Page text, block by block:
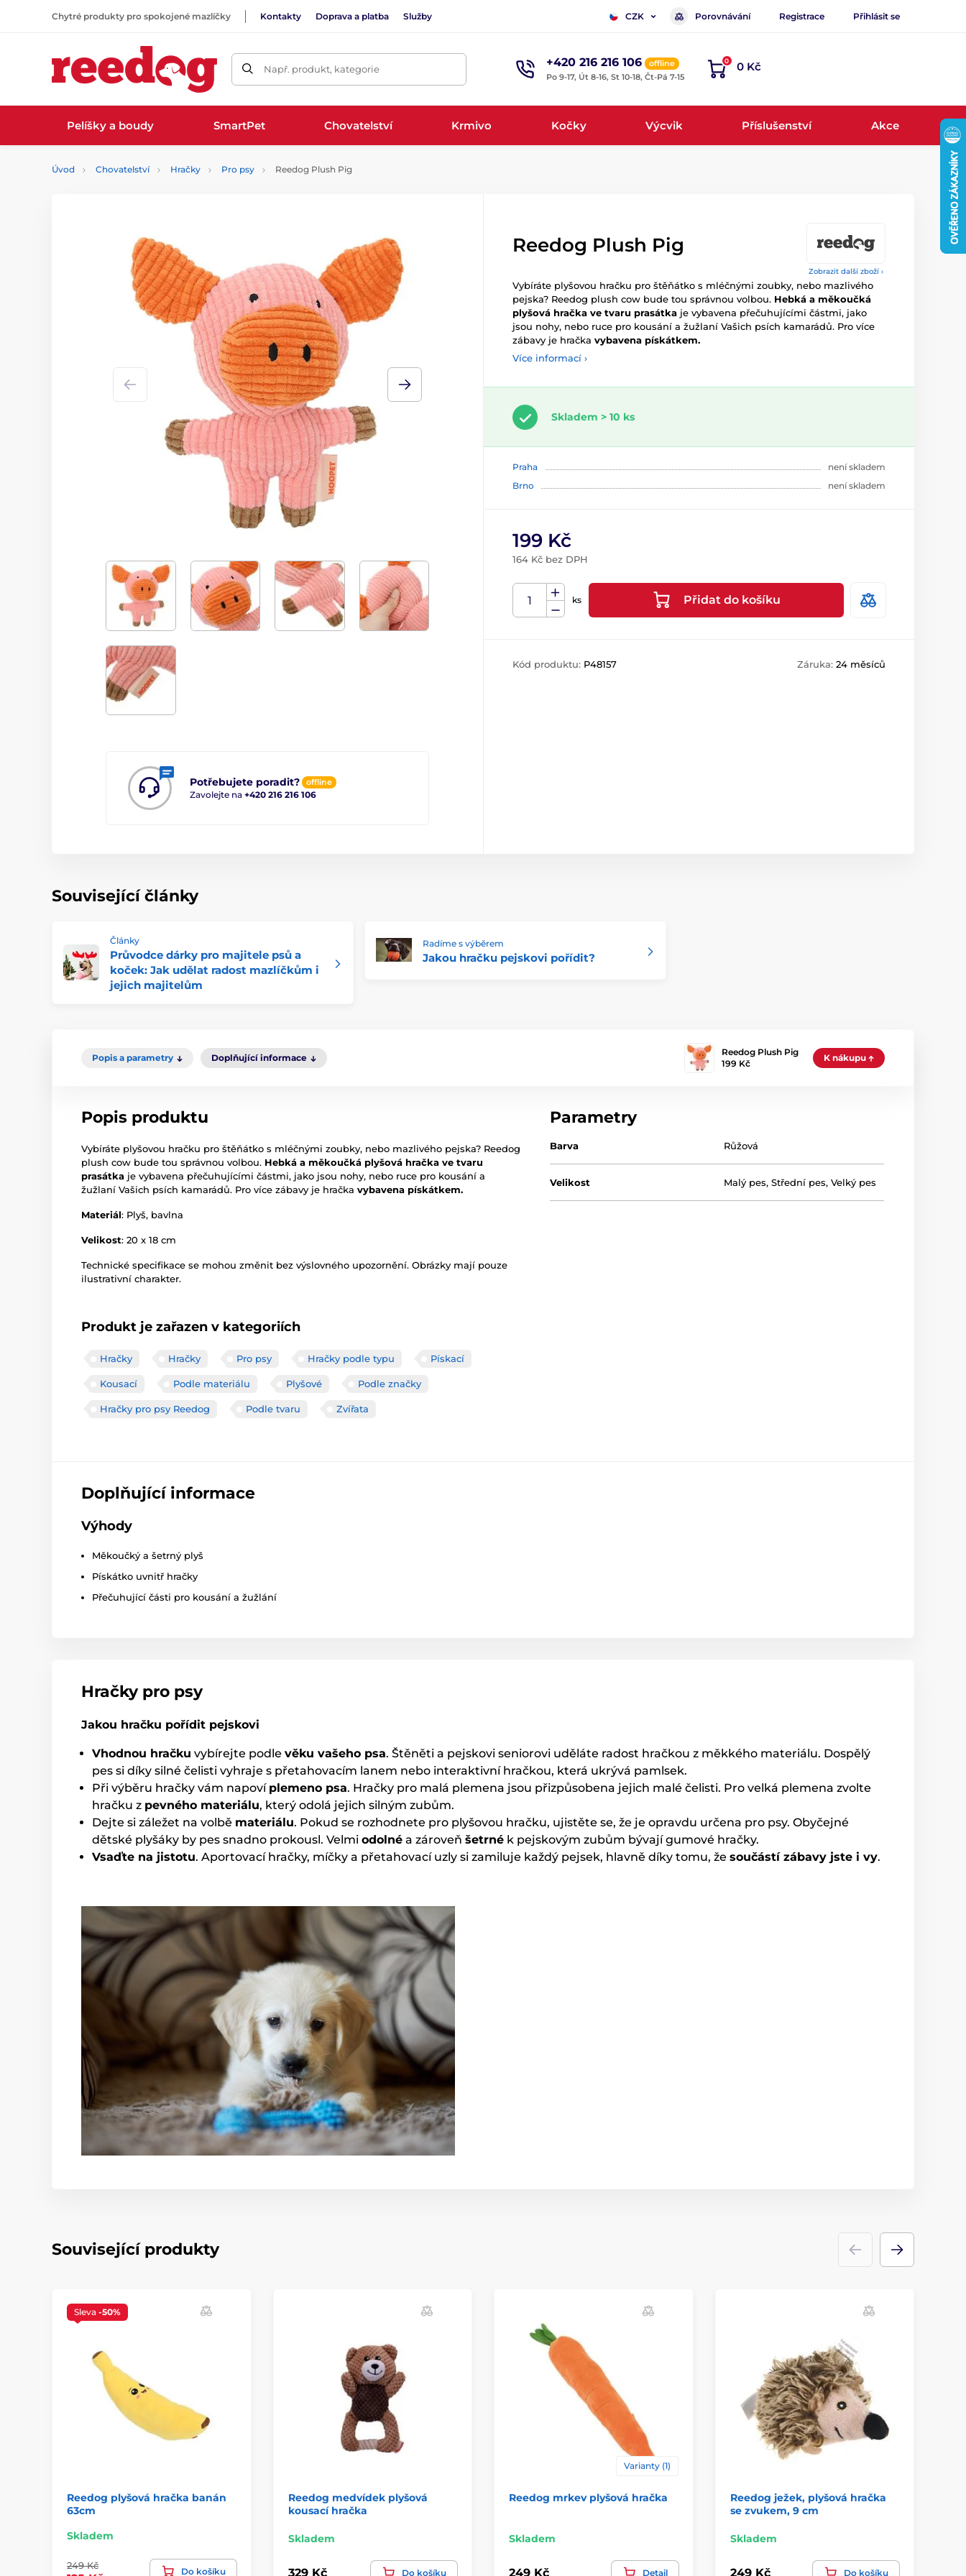
Chytré produkty pro spokojené mazlíčky Kontakty Doprava a platba Služby CZK Porovnávání Registrace Přihlásit se
Např. produkt, kategorie +420 216 216 106
offline
Po 9-17, Út 8-16, St 10-18, Čt-Pá 7-15
0 0 Kč
Pelíšky a boudy SmartPet Chovatelství Krmivo Kočky Výcvik Příslušenství Akce
Úvod Chovatelství Hračky Pro psy Reedog Plush Pig
Zobrazit další zboží ›
Potřebujete poradit? offline
Zavolejte na +420 216 216 106
Reedog Plush Pig
Vybíráte plyšovou hračku pro štěňátko s mléčnými zoubky, nebo mazlivého
pejska? Reedog plush cow bude tou správnou volbou. Hebká a měkoučká
plyšová hračka ve tvaru prasátka je vybavena přečuhujícími částmi, jako
jsou nohy, nebo ruce pro kousání a žužlaní Vašich psích kamarádů. Pro více
zábavy je hračka vybavena pískátkem.
Více informací ›
Skladem > 10 ks
Praha
není skladem
Brno
není skladem
199 Kč
164 Kč bez DPH
ks Přidat do košíku
Kód produktu: P48157 Záruka: 24 měsíců
Související články
Články
Průvodce dárky pro majitele psů a
koček: Jak udělat radost mazlíčkům i
jejich majitelům
Radíme s výběrem
Jakou hračku pejskovi pořídit?
Popis a parametry Doplňující informace
Reedog Plush Pig
199 Kč
K nákupu
Popis produktu
Vybíráte plyšovou hračku pro štěňátko s mléčnými zoubky, nebo mazlivého pejska? Reedog
plush cow bude tou správnou volbou. Hebká a měkoučká plyšová hračka ve tvaru
prasátka je vybavena přečuhujícími částmi, jako jsou nohy, nebo ruce pro kousání a
žužlaní Vašich psích kamarádů. Pro více zábavy je hračka vybavena pískátkem.
Materiál: Plyš, bavlna
Velikost: 20 x 18 cm
Technické specifikace se mohou změnit bez výslovného upozornění. Obrázky mají pouze
ilustrativní charakter.
Produkt je zařazen v kategoriích
Hračky Hračky Pro psy Hračky podle typu Pískací
Kousací Podle materiálu Plyšové Podle značky
Hračky pro psy Reedog Podle tvaru Zvířata
Parametry
Barva Růžová
Velikost Malý pes,Střední pes,Velký pes
Doplňující informace
Výhody
Měkoučký a šetrný plyš
Pískátko uvnitř hračky
Přečuhující části pro kousání a žužlání
Hračky pro psy
Jakou hračku pořídit pejskovi
Vhodnou hračku vybírejte podle věku vašeho psa. Štěněti a pejskovi seniorovi uděláte radost hračkou z měkkého materiálu. Dospělý
pes si díky silné čelisti vyhraje s přetahovacím lanem nebo interaktivní hračkou, která ukrývá pamlsek.
Při výběru hračky vám napoví plemeno psa. Hračky pro malá plemena jsou přizpůsobena jejich malé čelisti. Pro velká plemena zvolte
hračku z pevného materiálu, který odolá jejich silným zubům.
Dejte si záležet na volbě materiálu. Pokud se rozhodnete pro plyšovou hračku, ujistěte se, že je opravdu určena pro psy. Obyčejné
dětské plyšáky by pes snadno prokousl. Velmi odolné a zároveň šetrné k pejskovým zubům bývají gumové hračky.
Vsaďte na jistotu. Aportovací hračky, míčky a přetahovací uzly si zamiluje každý pejsek, hlavně díky tomu, že součástí zábavy jste i vy.
Související produkty
Sleva -50%
Reedog plyšová hračka banán
63cm
Skladem
249 Kč
Do košíku
Reedog medvídek plyšová
kousací hračka
Skladem
329 Kč Do košíku
Varianty (1)
Reedog mrkev plyšová hračka
Skladem
249 Kč Detail
Reedog ježek, plyšová hračka
se zvukem, 9 cm
Skladem
249 Kč Do košíku